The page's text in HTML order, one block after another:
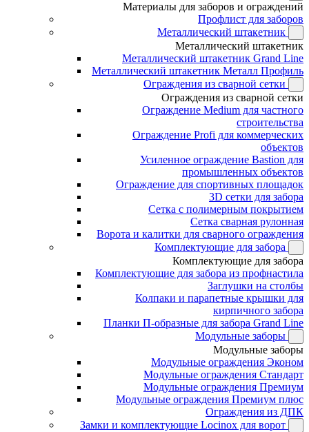
Материалы для заборов и ограждений
Профлист для заборов
Металлический штакетник
Металлический штакетник
Металлический штакетник Grand Line
Металлический штакетник Металл Профиль
Ограждения из сварной сетки
Ограждения из сварной сетки
Ограждение Medium для частного
строительства
Ограждение Profi для коммерческих
объектов
Усиленное ограждение Bastion для
промышленных объектов
Ограждение для спортивных площадок
3D сетки для забора
Сетка с полимерным покрытием
Сетка сварная рулонная
Ворота и калитки для сварного ограждения
Комплектующие для забора
Комплектующие для забора
Комплектующие для забора из профнастила
Заглушки на столбы
Колпаки и парапетные крышки для
кирпичного забора
Планки П-образные для забора Grand Line
Модульные заборы
Модульные заборы
Модульные ограждения Эконом
Модульные ограждения Стандарт
Модульные ограждения Премиум
Модульные ограждения Премиум плюс
Ограждения из ДПК
Замки и комплектующие Locinox для ворот